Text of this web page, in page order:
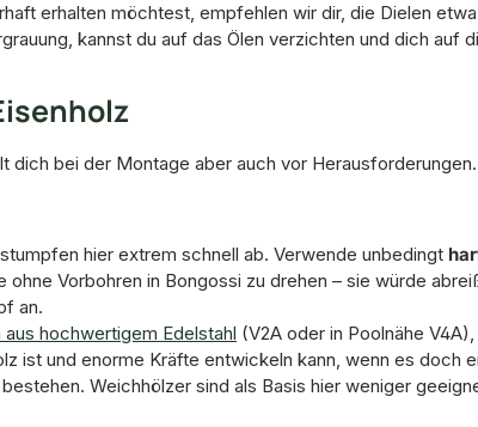
erhalten möchtest, empfehlen wir dir, die Dielen
kannst du auf das Ölen verzichten und dich auf
bei der Montage aber auch vor
hier extrem schnell ab. Verwende unbedingt
ohne Vorbohren in Bongossi zu drehen – sie würde
an.
aus hochwertigem Edelstahl (V2A oder in Poolnähe
ist und enorme Kräfte entwickeln kann, wenn es doch
Weichhölzer sind als Basis hier weniger